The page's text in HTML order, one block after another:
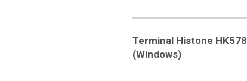
Terminal Histone HK578
(Windows)